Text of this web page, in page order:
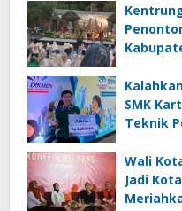
SMK
Teknik
Wali
Jadi